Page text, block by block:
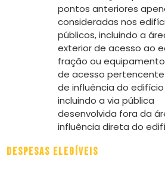
pontos anteriores
consideradas nos
públicos, incluindo a
exterior de acesso ao
fração ou
de acesso
de influência do
incluindo a via pública
desenvolvida fora da
influência direta do
Despesas elegíveis